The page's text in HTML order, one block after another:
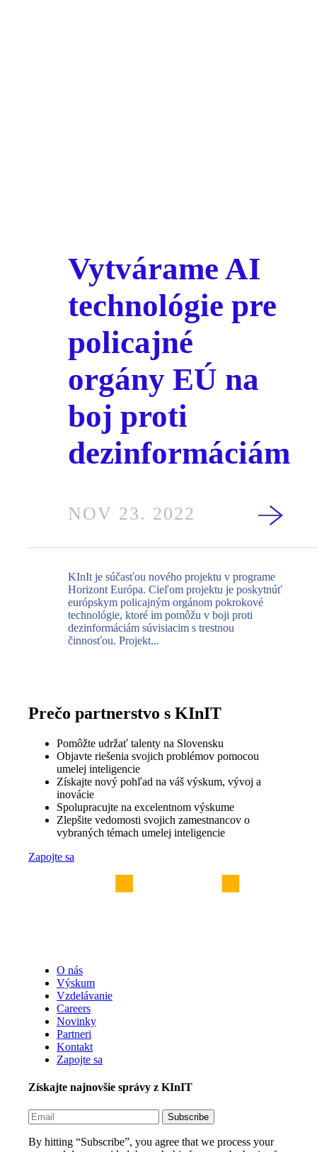
Vytvárame AI
technológie pre
policajné
orgány EÚ na
boj proti
dezinformáciám
NOV 23. 2022
KInIt je súčasťou nového projektu v programe
Horizont Európa. Cieľom projektu je poskytnúť
európskym policajným orgánom pokrokové
technológie, ktoré im pomôžu v boji proti
dezinformáciám súvisiacim s trestnou
činnosťou. Projekt...
Prečo partnerstvo s KInIT
Pomôžte udržať talenty na Slovensku
Objavte riešenia svojich problémov pomocou
umelej inteligencie
Získajte nový pohľad na váš výskum, vývoj a
inovácie
Spolupracujte na excelentnom výskume
Zlepšite vedomosti svojich zamestnancov o
vybraných témach umelej inteligencie
Zapojte sa
O nás
Výskum
Vzdelávanie
Careers
Novinky
Partneri
Kontakt
Zapojte sa
Získajte najnovšie správy z KInIT
By hitting “Subscribe”, you agree that we process your